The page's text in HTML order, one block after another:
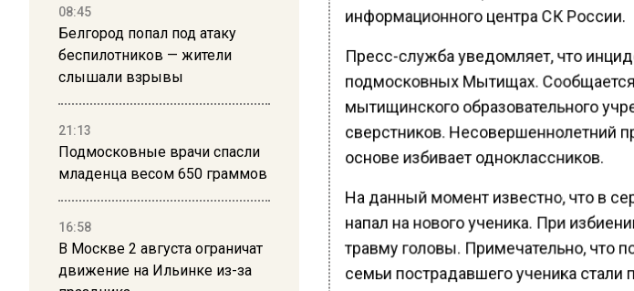
08:45
Белгород попал под атаку
беспилотников — жители
слышали взрывы
21:13
Подмосковные врачи спасли
младенца весом 650 граммов
16:58
В Москве 2 августа ограничат
движение на Ильинке из-за
информационного центра СК России.
Пресс-служба уведомляет, что
подмосковных Мытищах.
мытищинского образовательного
сверстников. Несовершеннолетний
основе избивает одноклассников.
На данный момент известно, что в
напал на нового ученика. При
травму головы. Примечательно, что
семьи пострадавшего ученика стали